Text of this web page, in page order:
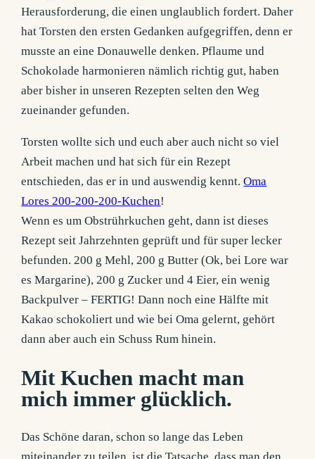
Herausforderung, die einen unglaublich fordert. Daher
hat Torsten den ersten Gedanken aufgegriffen, denn er
musste an eine Donauwelle denken. Pflaume und
Schokolade harmonieren nämlich richtig gut, haben
aber bisher in unseren Rezepten selten den Weg
zueinander gefunden.
Torsten wollte sich und euch aber auch nicht so viel
Arbeit machen und hat sich für ein Rezept
entschieden, das er in und auswendig kennt.Oma
Lores 200-200-200-Kuchen!
Wenn es um Obstrührkuchen geht, dann ist dieses
Rezept seit Jahrzehnten geprüft und für super lecker
befunden. 200 g Mehl, 200 g Butter (Ok, bei Lore war
es Margarine), 200 g Zucker und 4 Eier, ein wenig
Backpulver – FERTIG! Dann noch eine Hälfte mit
Kakao schokoliert und wie bei Oma gelernt, gehört
dann aber auch ein Schuss Rum hinein.
Mit Kuchen macht man
mich immer glücklich.
Das Schöne daran, schon so lange das Leben